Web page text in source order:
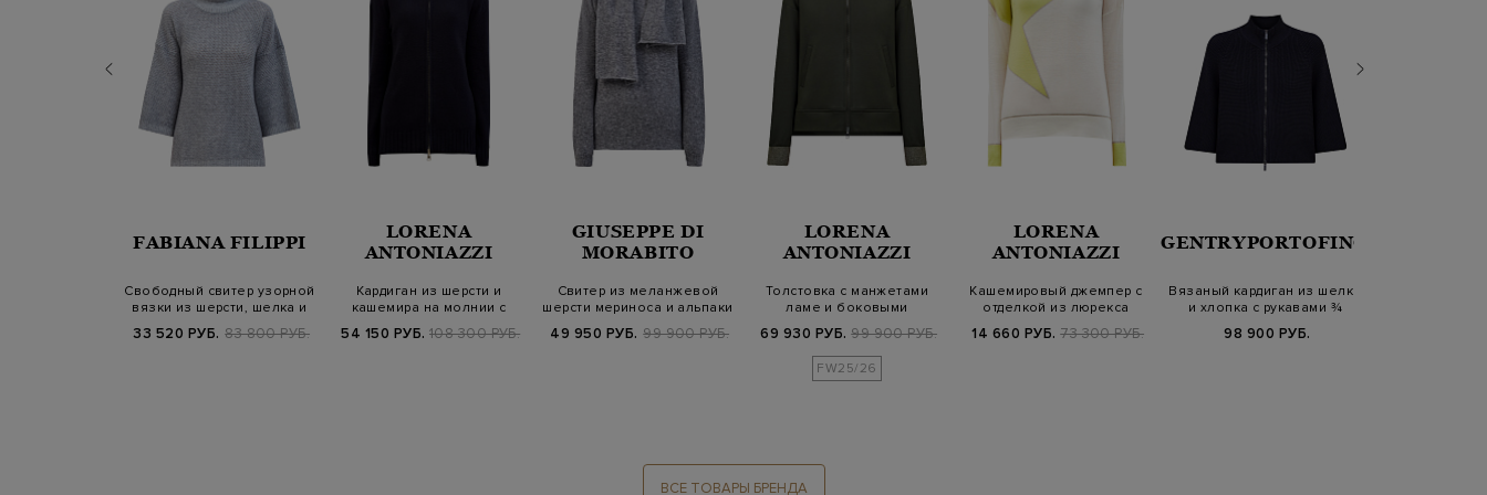
FABIANA FILIPPI
Свободный свитер узорной
вязки из шерсти, шелка и
33 520 РУБ. 83 800 РУБ.
LORENA
ANTONIAZZI
Кардиган из шерсти и
кашемира на молнии с
54 150 РУБ. 108 300 РУБ.
GIUSEPPE DI
MORABITO
Свитер из меланжевой
шерсти мериноса и альпаки
49 950 РУБ. 99 900 РУБ.
LORENA
ANTONIAZZI
Толстовка с манжетами
ламе и боковыми
69 930 РУБ. 99 900 РУБ.
FW25/26
LORENA
ANTONIAZZI
Кашемировый джемпер с
отделкой из люрекса
14 660 РУБ. 73 300 РУБ.
GENTRYPORTOFINO
Вязаный кардиган из шелка
и хлопка с рукавами ¾
98 900 РУБ.
ВСЕ ТОВАРЫ БРЕНДА